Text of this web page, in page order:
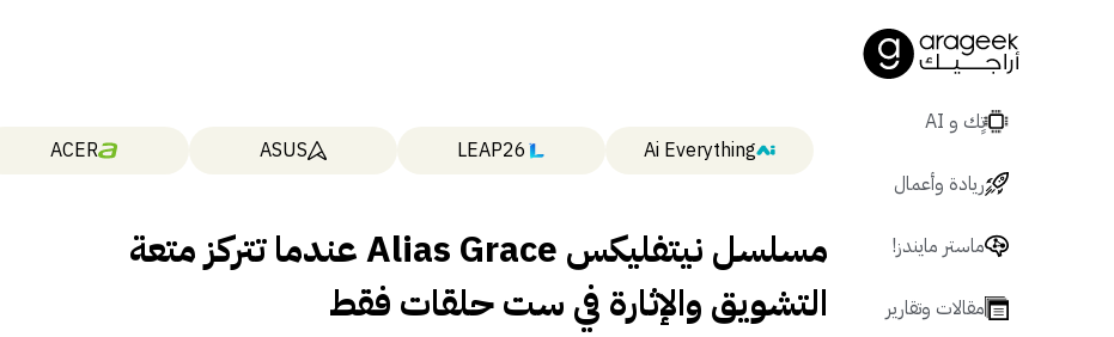
تٍك و AI
ريادة وأعمال
ماستر مايندز!
مقالات وتقارير
Ai Everything
LEAP26
ASUS
ACER
مسلسل نيتفليكس Alias Grace عندما تتركز متعة
التشويق والإثارة في ست حلقات فقط